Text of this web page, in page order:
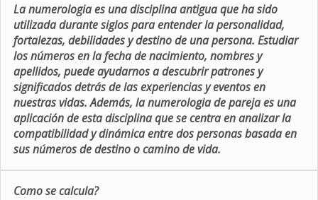
La numerologia es una disciplina antigua que ha sido
utilizada durante siglos para entender la personalidad,
fortalezas, debilidades y destino de una persona. Estudiar
los números en la fecha de nacimiento, nombres y
apellidos, puede ayudarnos a descubrir patrones y
significados detrás de las experiencias y eventos en
nuestras vidas. Además, la numerologia de pareja es una
aplicación de esta disciplina que se centra en analizar la
compatibilidad y dinámica entre dos personas basada en
sus números de destino o camino de vida.
Como se calcula?